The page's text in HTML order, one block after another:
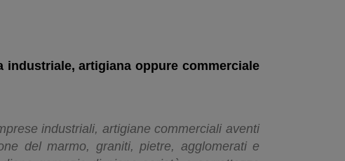
industriale, artigiana oppure commerciale
industriali, artigiane commerciali aventi
del marmo, graniti, pietre, agglomerati e